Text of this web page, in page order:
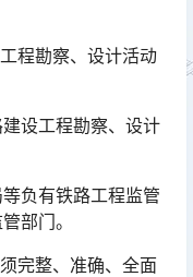
程勘察、设计活动
设工程勘察、设计
负有铁路工程监管
部门。
完整、准确、全面